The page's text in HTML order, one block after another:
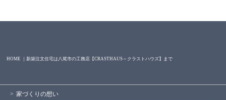
HOME ｜新築注文住宅は八尾市の工務店【CRASTHAUS～クラストハウズ】まで
家づくりの想い